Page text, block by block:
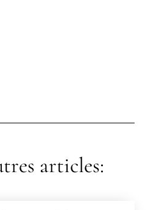
articles: